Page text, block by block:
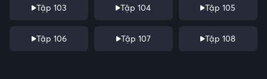
Tập 103 Tập 104 Tập 105
Tập 106 Tập 107 Tập 108